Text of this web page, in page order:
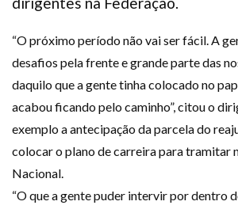
“O próximo período não vai ser fácil. A
desafios pela frente e grande parte das
daquilo que a gente tinha colocado no
acabou ficando pelo caminho”, citou o
exemplo a antecipação da parcela do
colocar o plano de carreira para tramitar
Nacional.
“O que a gente puder intervir por dentro